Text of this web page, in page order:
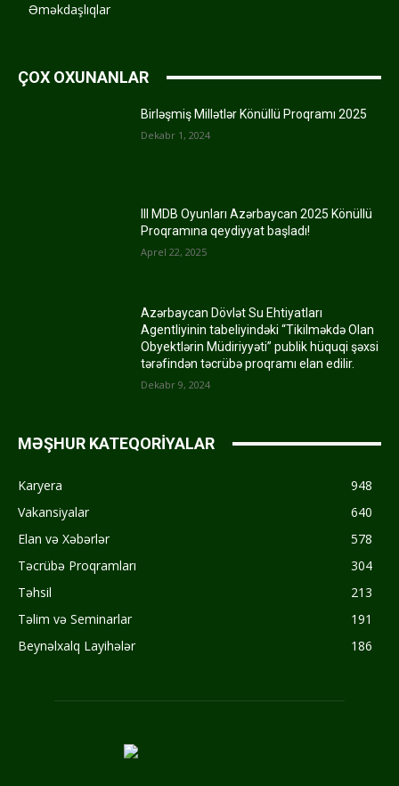
Əməkdaşlıqlar
ÇOX OXUNANLAR
Birləşmiş Millətlər Könüllü Proqramı 2025
Dekabr 1, 2024
III MDB Oyunları Azərbaycan 2025 Könüllü
Proqramına qeydiyyat başladı!
Aprel 22, 2025
Azərbaycan Dövlət Su Ehtiyatları
Agentliyinin tabeliyindəki “Tikilməkdə Olan
Obyektlərin Müdiriyyəti” publik hüquqi şəxsi
tərəfindən təcrübə proqramı elan edilir.
Dekabr 9, 2024
MƏŞHUR KATEQORİYALAR
Karyera
948
Vakansiyalar
640
Elan və Xəbərlər
578
Təcrübə Proqramları
304
Təhsil
213
Təlim və Seminarlar
191
Beynəlxalq Layihələr
186